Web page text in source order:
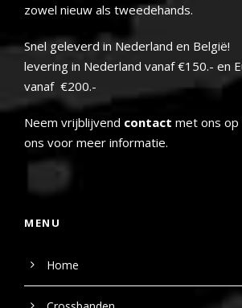
zowel nieuw als tweedehands.
Snel geleverd in Nederland en
levering in Nederland vanaf €150.- en
vanaf €200.-
Neem vrijblijvend contact met ons op
ons voor meer informatie.
MENU
Home